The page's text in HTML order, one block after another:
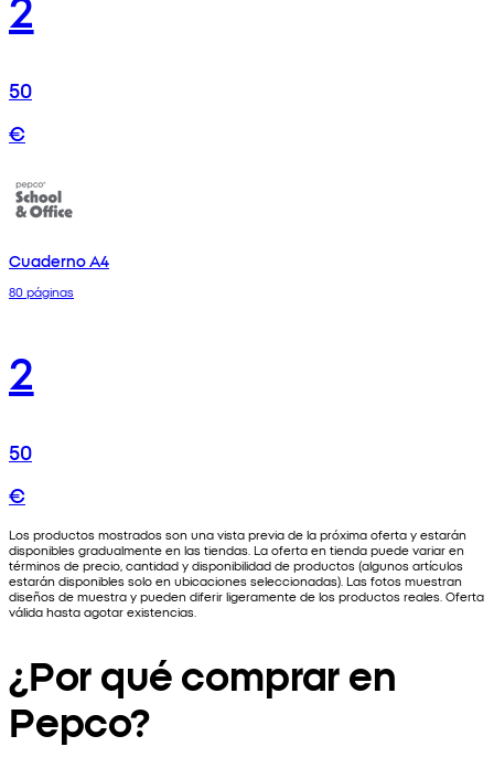
50
€
Cuaderno A4
80 páginas
2
50
€
Los productos mostrados son una vista previa de la próxima oferta y estarán
disponibles gradualmente en las tiendas. La oferta en tienda puede variar en
términos de precio, cantidad y disponibilidad de productos (algunos artículos
estarán disponibles solo en ubicaciones seleccionadas). Las fotos muestran
diseños de muestra y pueden diferir ligeramente de los productos reales. Oferta
válida hasta agotar existencias.
¿Por qué comprar en
Pepco?